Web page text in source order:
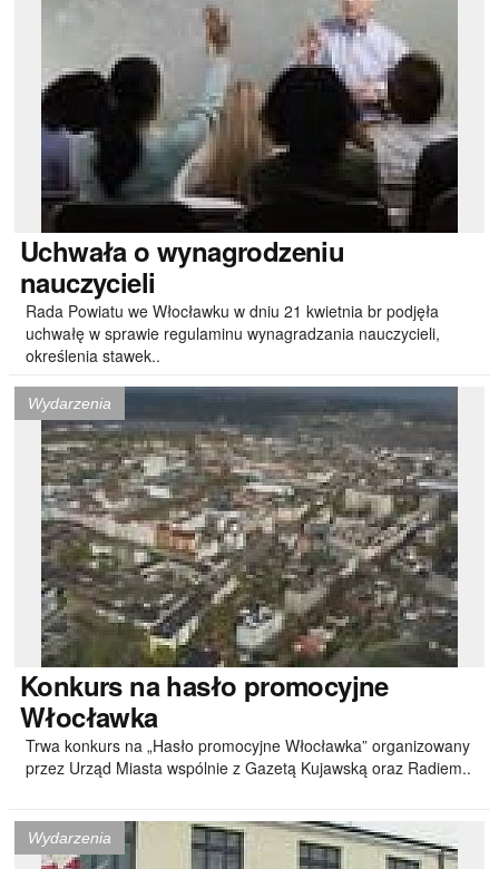
Uchwałao wynagrodzeniu
nauczycieli
Rada Powiatu we Włocławku w dniu 21 kwietnia br podjęła
uchwałę w sprawie regulaminu wynagradzania nauczycieli,
określenia stawek..
Wydarzenia
Konkursna hasło promocyjne
Włocławka
Trwa konkurs na „Hasło promocyjne Włocławka” organizowany
przez Urząd Miasta wspólnie z Gazetą Kujawską oraz Radiem..
Wydarzenia